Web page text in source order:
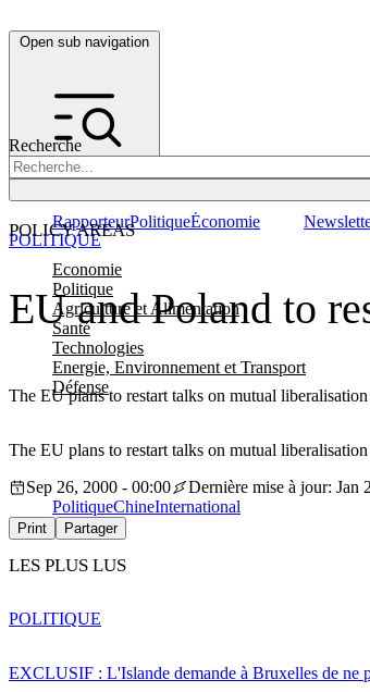
Open sub navigation
Recherche
POLICY AREAS
Economie
Politique
Agriculture et Alimentation
Santé
Technologies
Energie, Environnement et Transport
Défense
RapporteurPolitiqueÉconomie
EU and Poland to
The EU plans to restart talks on mutual
POLITIQUE
The EU plans to restart talks on mutual
Sep 26, 2000 - 00:00
Dernière mise à jour: Jan
PolitiqueChineInternational
Print Partager
LES PLUS LUS
EXCLUSIF : L'Islande demande à Bruxelles de ne
POLITIQUE